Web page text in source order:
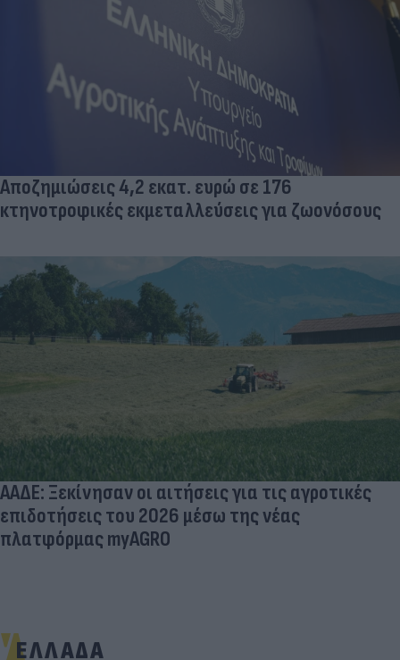
Αποζημιώσεις 4,2 εκατ. ευρώ σε 176
κτηνοτροφικές εκμεταλλεύσεις για ζωονόσους
ΑΑΔΕ: Ξεκίνησαν οι αιτήσεις για τις αγροτικές
επιδοτήσεις του 2026 μέσω της νέας
πλατφόρμας myAGRO
ΕΛΛΑΔΑ